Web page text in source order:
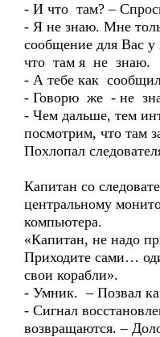
- И что там? –
- Я не знаю. Мне
сообщение для Вас
что там я не знаю.
- А тебе как
- Говорю же - не
- Чем дальше, тем
посмотрим, что там
Похлопал
Капитан со
центральному
компьютера.
«Капитан, не надо
Приходите сами…
свои корабли».
- Умник. – Позвал
- Сигнал
возвращаются. –